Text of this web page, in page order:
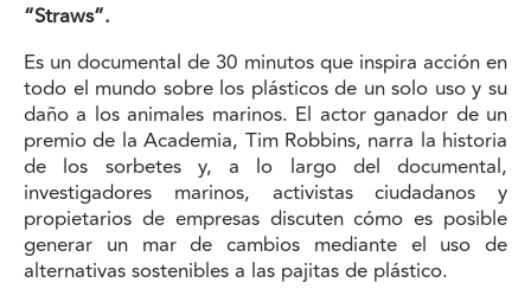
“Straws”.
Es un documental de 30 minutos que inspira acción en
todo el mundo sobre los plásticos de un solo uso y su
daño a los animales marinos. El actor ganador de un
premio de la Academia, Tim Robbins, narra la historia
de los sorbetes y, a lo largo del documental,
investigadores marinos, activistas ciudadanos y
propietarios de empresas discuten cómo es posible
generar un mar de cambios mediante el uso de
alternativas sostenibles a las pajitas de plástico.